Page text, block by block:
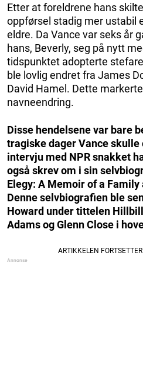
Etter at foreldrene hans
oppførsel stadig mer ustabil
eldre. Da Vance var seks år
hans, Beverly, seg på nytt
tidspunktet adopterte
ble lovlig endret fra James
David Hamel. Dette
navneendring.
Disse hendelsene var bare
tragiske dager Vance skulle
intervju med NPR snakket
også skrev om i sin
Elegy: A Memoir of a
Denne selvbiografien ble
Howard under tittelen
Adams og Glenn Close i